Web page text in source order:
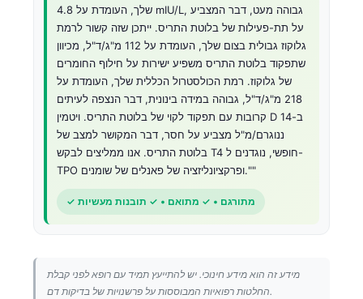
שלך, העומדת על 4.8 mIU/L, גבוהה מעט, דבר המצביע
על תת-פעילות של בלוטת התריס. ייתכן שזה קשור לרמת
גלוקוז גבולית בצום שלך, העומדת על 112 מ"ג/ד"ל, מכיוון
שתפקוד בלוטת התריס משפיע ישירות על חילוף החומרים
של גלוקוז. רמת הכולסטרול הכללית שלך, העומדת על
218 מ"ג/ד"ל, גבוהה במידה בינונית, דבר הנצפה לעיתים
קרובות עם תפקוד לקוי של בלוטת התריס. ויטמין D ב-14
ננוגרם/מ"ל מצביע על חסר, דבר המקושר למצב של
בלוטת התריס. אנו ממליצים לבקש T4 חופשי, נוגדנים ל-
TPO ופרקציונליזציה של פאנלים של שומנים.""
✓ מתורגם • ✓ מתואם • ✓ תובנות מעשיות
מידע זה הוא מידע חינוכי. יש להתייעץ תמיד עם רופא לפני קבלת
החלטות רפואיות המבוססות על פרשנויות של בדיקות דם.
Nederlands
Հայերեն
Íslenska
Српски језик
Svenska
Bosanski
Azərbaycan dili
Eesti
日本語